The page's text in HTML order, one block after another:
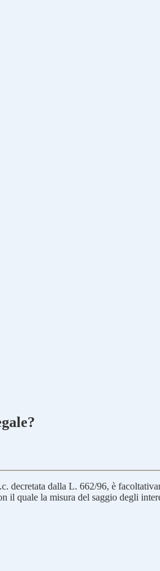
decretata dalla L. 662/96, è
quale la misura del saggio degli